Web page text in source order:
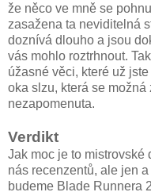
že něco ve mně se
zasažena ta neviditelná
doznívá dlouho a jsou
vás mohlo roztrhnout.
úžasné věci, které už
oka slzu, která se
nezapomenuta.
Verdikt
Jak moc je to
nás recenzentů, ale jen
budeme Blade Runnera